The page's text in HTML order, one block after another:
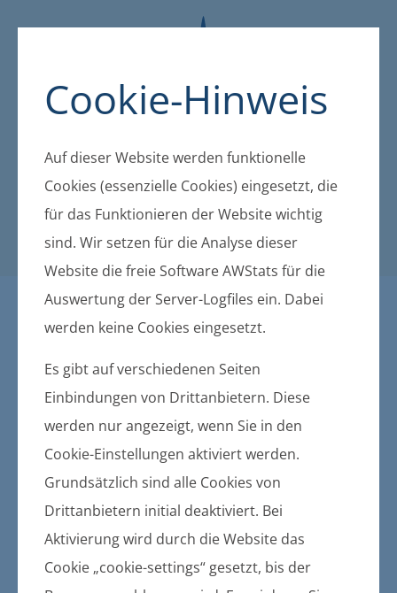
Cookie-Hinweis
Auf dieser Website werden funktionelle
Cookies (essenzielle Cookies) eingesetzt, die
für das Funktionieren der Website wichtig
sind. Wir setzen für die Analyse dieser
Website die freie Software AWStats für die
Auswertung der Server-Logfiles ein. Dabei
werden keine Cookies eingesetzt.
Es gibt auf verschiedenen Seiten
Einbindungen von Drittanbietern. Diese
werden nur angezeigt, wenn Sie in den
Cookie-Einstellungen aktiviert werden.
Grundsätzlich sind alle Cookies von
Drittanbietern initial deaktiviert. Bei
Aktivierung wird durch die Website das
Cookie „cookie-settings“ gesetzt, bis der
Öffentliche Bekanntmachu
ngen der amtsangehörigen
Gemeinden und des Amtes
Bekanntmachung der Satzung
über die Erhebung von
Gebühren zur Deckung der
Beiträge und Umlagen des
Wasser- und Bodenverbandes